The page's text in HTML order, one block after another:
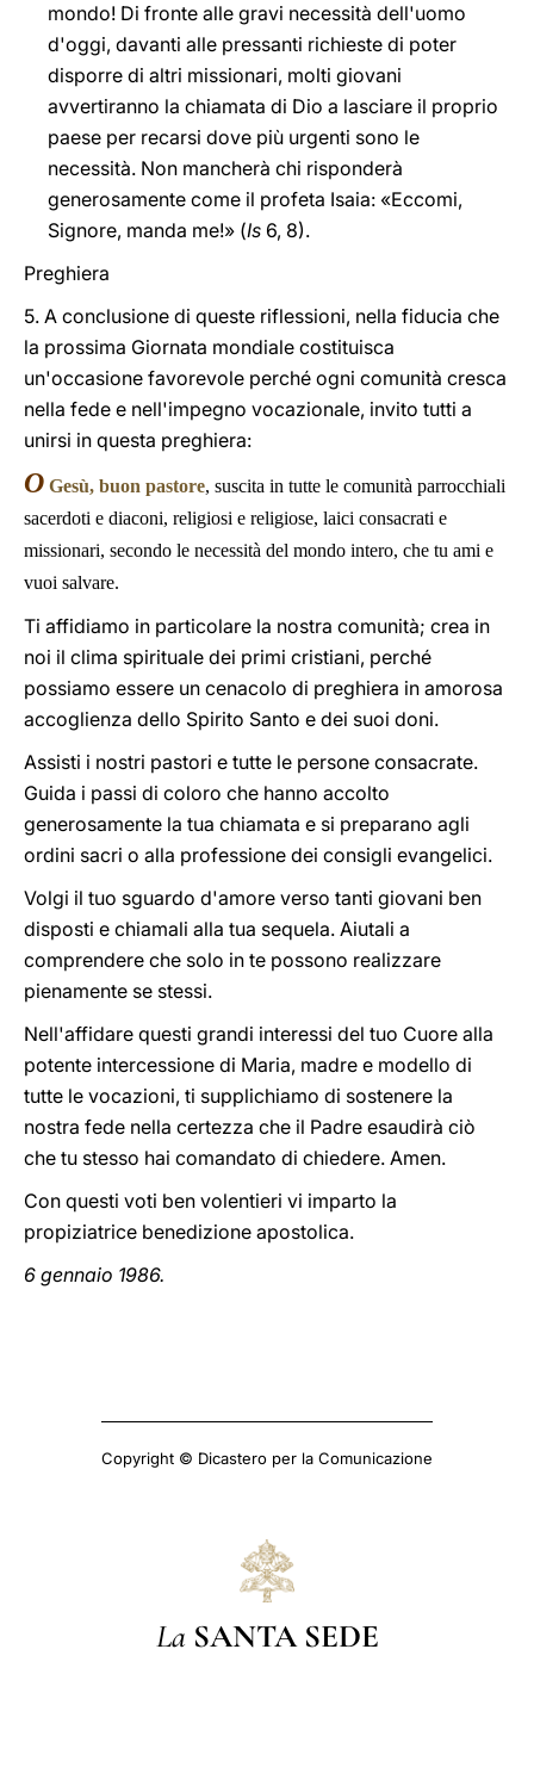
mondo! Di fronte alle gravi necessità dell'uomo
d'oggi, davanti alle pressanti richieste di poter
disporre di altri missionari, molti giovani
avvertiranno la chiamata di Dio a lasciare il proprio
paese per recarsi dove più urgenti sono le
necessità. Non mancherà chi risponderà
generosamente come il profeta Isaia: «Eccomi,
Signore, manda me!» (Is 6, 8).
Preghiera
5. A conclusione di queste riflessioni, nella fiducia che
la prossima Giornata mondiale costituisca
un'occasione favorevole perché ogni comunità cresca
nella fede e nell'impegno vocazionale, invito tutti a
unirsi in questa preghiera:
O Gesù, buon pastore, suscita in tutte le comunità parrocchiali
sacerdoti e diaconi, religiosi e religiose, laici consacrati e
missionari, secondo le necessità del mondo intero, che tu ami e
vuoi salvare.
Ti affidiamo in particolare la nostra comunità; crea in
noi il clima spirituale dei primi cristiani, perché
possiamo essere un cenacolo di preghiera in amorosa
accoglienza dello Spirito Santo e dei suoi doni.
Assisti i nostri pastori e tutte le persone consacrate.
Guida i passi di coloro che hanno accolto
generosamente la tua chiamata e si preparano agli
ordini sacri o alla professione dei consigli evangelici.
Volgi il tuo sguardo d'amore verso tanti giovani ben
disposti e chiamali alla tua sequela. Aiutali a
comprendere che solo in te possono realizzare
pienamente se stessi.
Nell'affidare questi grandi interessi del tuo Cuore alla
potente intercessione di Maria, madre e modello di
tutte le vocazioni, ti supplichiamo di sostenere la
nostra fede nella certezza che il Padre esaudirà ciò
che tu stesso hai comandato di chiedere. Amen.
Con questi voti ben volentieri vi imparto la
propiziatrice benedizione apostolica.
6 gennaio 1986.
Copyright © Dicastero per la Comunicazione
La SANTA SEDE